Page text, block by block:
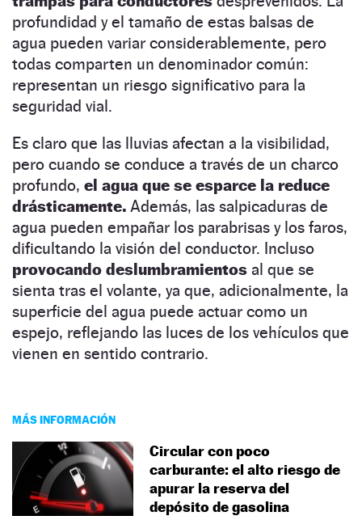
profundidad y el tamaño de estas balsas de
agua pueden variar considerablemente, pero
todas comparten un denominador común:
representan un riesgo significativo para la
seguridad vial.
Es claro que las lluvias afectan a la visibilidad,
pero cuando se conduce a través de un charco
profundo, el agua que se esparce la reduce
drásticamente. Además, las salpicaduras de
agua pueden empañar los parabrisas y los faros,
dificultando la visión del conductor. Incluso
provocando deslumbramientos al que se
sienta tras el volante, ya que, adicionalmente, la
superficie del agua puede actuar como un
espejo, reflejando las luces de los vehículos que
vienen en sentido contrario.
MÁS INFORMACIÓN
Circular con poco
carburante: el alto riesgo de
apurar la reserva del
depósito de gasolina